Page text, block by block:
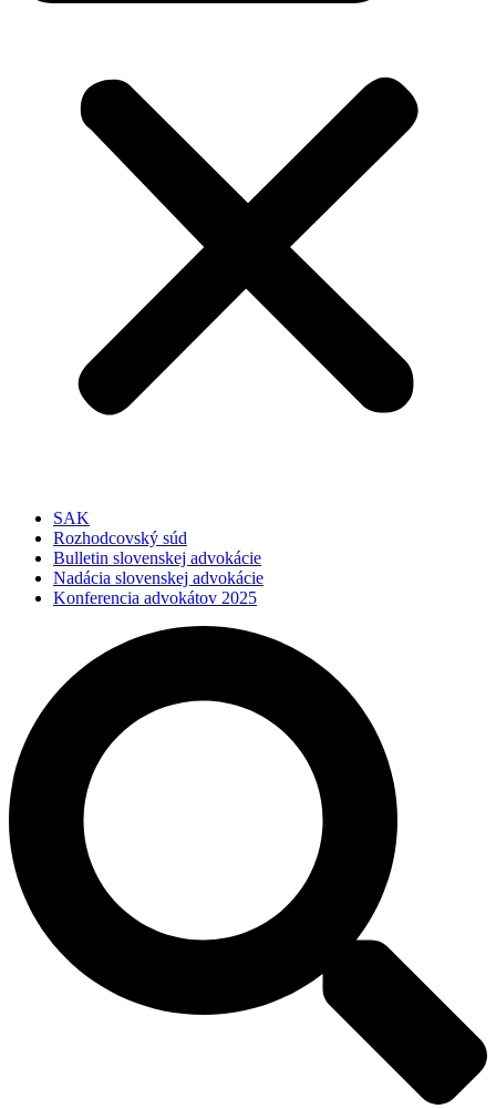
SAK
Rozhodcovský súd
Bulletin slovenskej advokácie
Nadácia slovenskej advokácie
Konferencia advokátov 2025